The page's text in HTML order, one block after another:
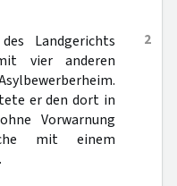
2
Landgerichts
vier anderen
er den dort in
Vorwarnung
mit einem